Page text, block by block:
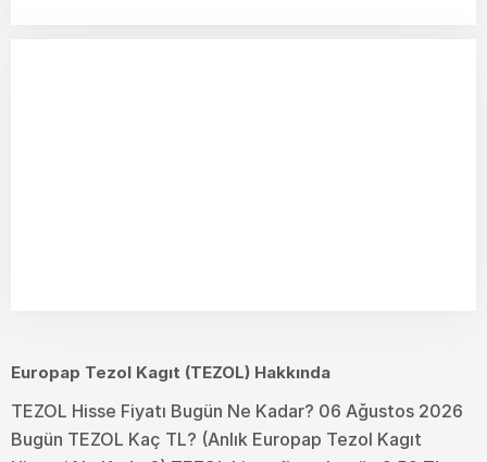
Europap Tezol Kagıt (TEZOL) Hakkında
TEZOL Hisse Fiyatı Bugün Ne Kadar? 06 Ağustos 2026
Bugün TEZOL Kaç TL? (Anlık Europap Tezol Kagıt